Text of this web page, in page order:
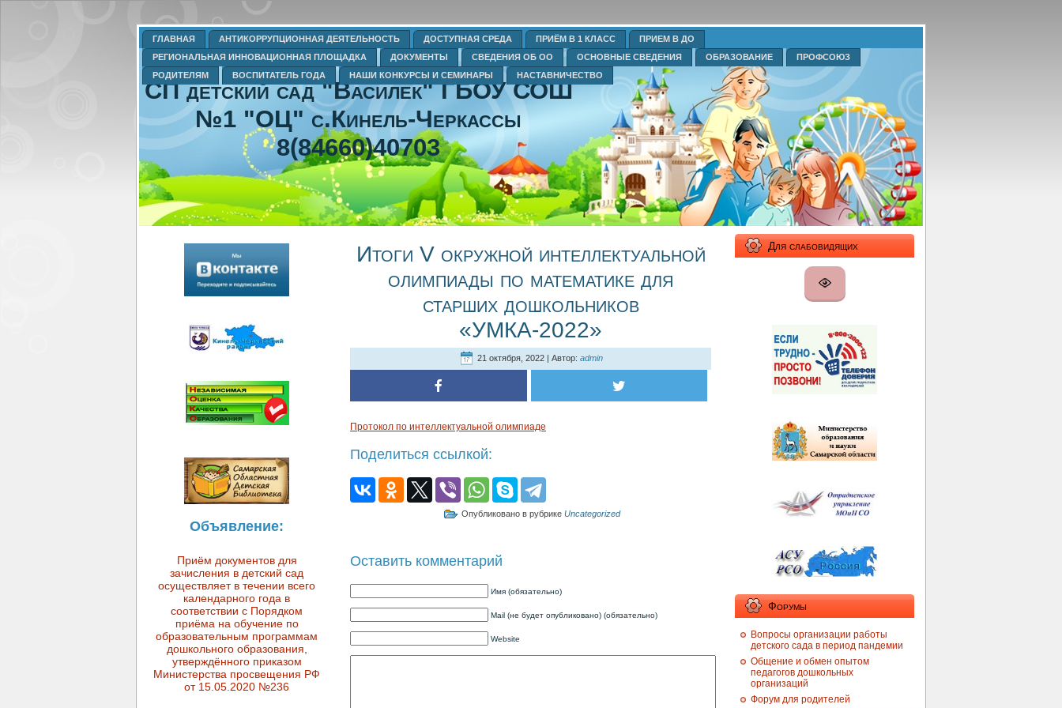
ГЛАВНАЯ АНТИКОРРУПЦИОННАЯ ДЕЯТЕЛЬНОСТЬ ДОСТУПНАЯ СРЕДА ПРИЁМ В 1 КЛАСС
ПРИЕМ В ДО
РЕГИОНАЛЬНАЯ ИННОВАЦИОННАЯ ПЛОЩАДКА
ДОКУМЕНТЫ СВЕДЕНИЯ ОБ ОО ОСНОВНЫЕ СВЕДЕНИЯ ОБРАЗОВАНИЕ
ПРОФСОЮЗ
РОДИТЕЛЯМ
ВОСПИТАТЕЛЬ ГОДА НАШИ КОНКУРСЫ И СЕМИНАРЫ НАСТАВНИЧЕСТВО
СП детский сад "Василек" ГБОУ СОШ
№1 "ОЦ" с.Кинель-Черкассы
8(84660)40703
Объявление:
Приём документов для
зачисления в детский сад
осуществляет в течении всего
календарного года в
соответствии с Порядком
приёма на обучение по
образовательным программам
дошкольного образования,
утверждённого приказом
Министерства просвещения РФ
от 15.05.2020 №236
Итоги V окружной интеллектуальной
олимпиады по математике для
старших дошкольников
«УМКА-2022»
21 октября, 2022 | Автор: admin
Протокол по интеллектуальной олимпиаде
Поделиться ссылкой:
Опубликовано в рубрике Uncategorized
Оставить комментарий
Имя (обязательно)
Mail (не будет опубликовано) (обязательно)
Website
Для слабовидящих
Форумы
Вопросы организации работы
детского сада в период пандемии
Общение и обмен опытом
педагогов дошкольных
организаций
Форум для родителей